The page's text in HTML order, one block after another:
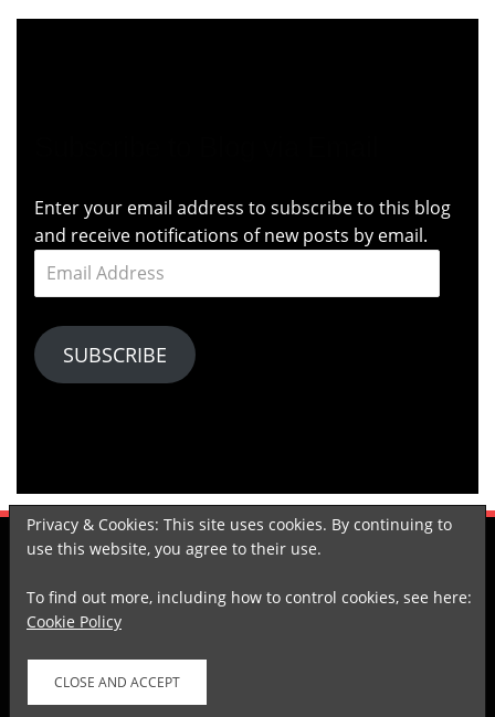
Privacy & Cookies: This site uses cookies. By continuing to
use this website, you agree to their use.
To find out more, including how to control cookies, see here:
Cookie Policy
Enter your email address to subscribe to this blog
and receive notifications of new posts by email.
Email
SUBSCRIBE
KOMPASIANA TUMBLR
GOODREADS
Proudly powered by WordPress